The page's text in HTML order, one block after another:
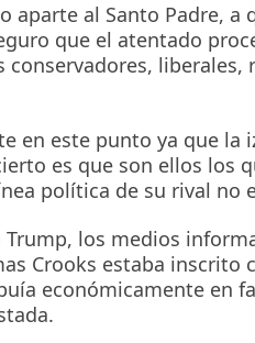
aparte al Santo Padre, a
que el atentado
liberales,
en este punto ya que la
es que son ellos los
política de su rival no
los medios
Crooks estaba inscrito
económicamente en